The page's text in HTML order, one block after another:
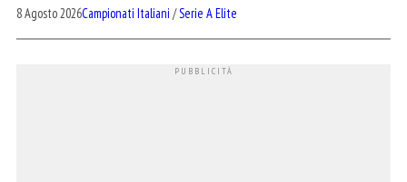
8 Agosto 2026Campionati Italiani /Serie A Elite